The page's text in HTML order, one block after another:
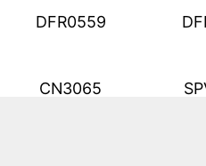
DFR0559
CN3065